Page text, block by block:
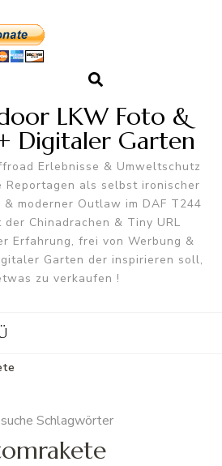
LKW Foto &
Digitaler Garten
Erlebnisse & Umweltschutz
Reportagen als selbst ironischer
moderner Outlaw im DAF T244
der Chinadrachen & Tiny URL
Erfahrung, frei von Werbung &
Garten der inspirieren soll,
zu verkaufen !
Schlagwörter